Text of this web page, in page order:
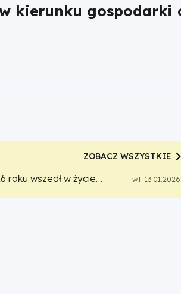
kierunku
ZOBACZ WSZYSTKIE
roku wszedł w życie
zobowiązanym do
interesie
wt. 13.01.2026